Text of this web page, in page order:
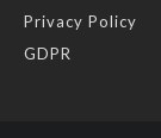
Privacy Policy
GDPR